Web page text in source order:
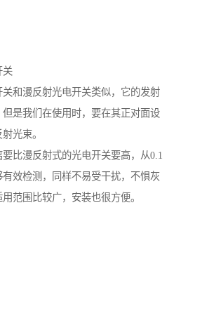
关
和漫反射光电开关类似，它的发射
是我们在使用时，要在其正对面设
光束。
比漫反射式的光电开关要高，从0.1
有效检测，同样不易受干扰，不惧灰
范围比较广，安装也很方便。